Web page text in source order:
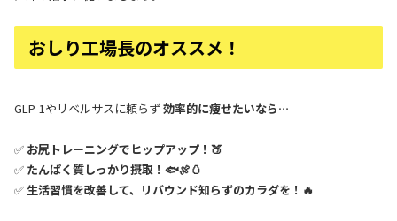
おしり工場長のオススメ！
GLP-1やリベルサスに頼らず効率的に痩せたいなら…
✅ お尻トレーニングでヒップアップ！🍑
✅ たんぱく質しっかり摂取！🐟🍖🥚
✅ 生活習慣を改善して、リバウンド知らずのカラダを！🔥